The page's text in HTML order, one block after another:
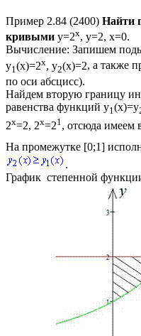
Пример 2.84 (2400) Найти
кривыми y=2x, y=2, x=0.
Вычисление: Запишем
y1 (x)=2x, y2(x)=2, а также
по оси абсцисс).
Найдем вторую границу
равенства функций y1 (x)=y
2x=2, 2x=21 , отсюда имеем
На промежутке [0;1]
.
График степенной